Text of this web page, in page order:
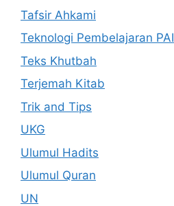
Tafsir Ahkami
Teknologi Pembelajaran PAI
Teks Khutbah
Terjemah Kitab
Trik and Tips
UKG
Ulumul Hadits
Ulumul Quran
UN